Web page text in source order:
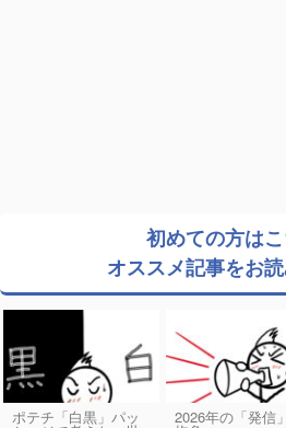
初めての方は
オススメ記事をお
ポテチ「白黒」パッ 2026年の「発信